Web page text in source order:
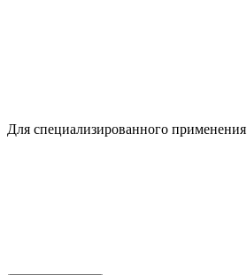
Для специализированного применения